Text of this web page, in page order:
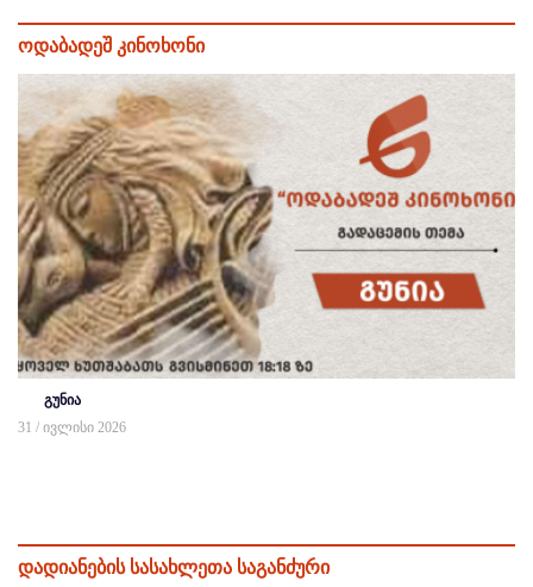
ოდაბადეშ კინოხონი
გუნია
31 / ივლისი 2026
დადიანების სასახლეთა საგანძური